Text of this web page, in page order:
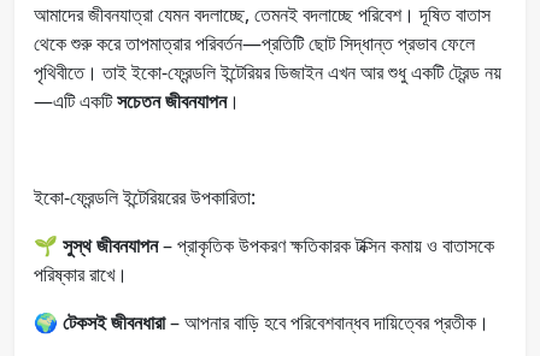
আমাদের জীবনযাত্রা যেমন বদলাচ্ছে, তেমনই বদলাচ্ছে পরিবেশ। দূষিত বাতাস
থেকে শুরু করে তাপমাত্রার পরিবর্তন—প্রতিটি ছোট সিদ্ধান্ত প্রভাব ফেলে
পৃথিবীতে। তাই ইকো-ফ্রেন্ডলি ইন্টেরিয়র ডিজাইন এখন আর শুধু একটি ট্রেন্ড নয়
—এটি একটিসচেতন জীবনযাপন।
ইকো-ফ্রেন্ডলি ইন্টেরিয়রের উপকারিতা:
🌱 সুস্থ জীবনযাপন– প্রাকৃতিক উপকরণ ক্ষতিকারক টক্সিন কমায় ও বাতাসকে
পরিষ্কার রাখে।
🌍 টেকসই জীবনধারা– আপনার বাড়ি হবে পরিবেশবান্ধব দায়িত্বের প্রতীক।